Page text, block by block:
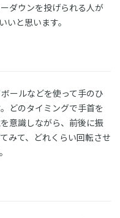
ダウンを投げられる人が
いと思います。
ールなどを使って手のひ
どのタイミングで手首を
意識しながら、前後に振
みて、どれくらい回転させ